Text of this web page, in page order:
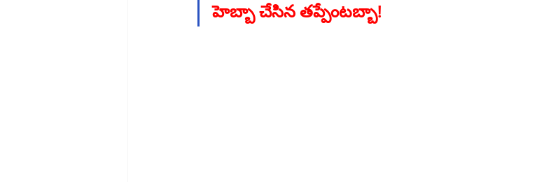
హెబ్బా చేసిన తప్పేంటబ్బా!